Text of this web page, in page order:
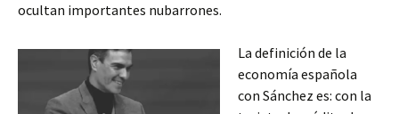
ocultan importantes nubarrones.
La definición de la
economía española
con Sánchez es: con la